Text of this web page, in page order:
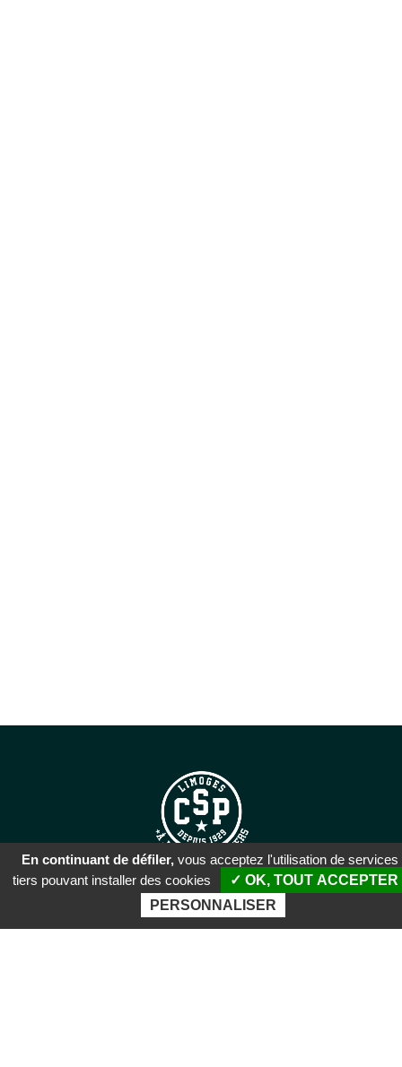
SIÈGE SOCIAL
51 rue Descartes
En continuant de défiler, vous acceptez l'utilisation de services
tiers pouvant installer des cookies
✓ OK, TOUT ACCEPTER
PERSONNALISER